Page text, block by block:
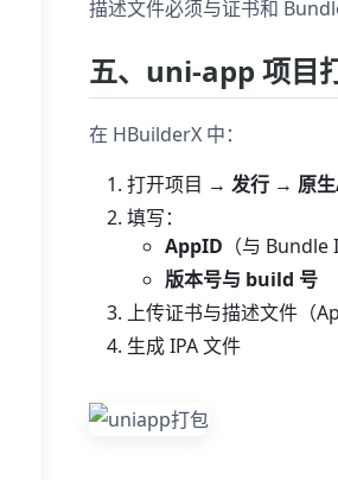
描述文件必须与证书和
五、uni-app 项目
在 HBuilderX 中：
打开项目 → 发行 → 原
填写：
AppID （与 Bundle
版本号与 build 号
上传证书与描述文件（
生成 IPA 文件